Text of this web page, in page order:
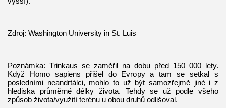
Zdroj: Washington University in St. Luis
Poznámka: Trinkaus se zaměřil na dobu před 150 000 lety.
Když Homo sapiens přišel do Evropy a tam se setkal s
posledními neandrtálci, mohlo to už být samozřejmě jiné i z
hlediska průměrné délky života. Tehdy se už podle všeho
způsob života/využití terénu u obou druhů odlišoval.